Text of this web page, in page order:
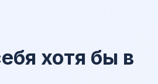
хотя бы в